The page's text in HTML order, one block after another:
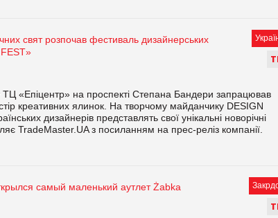
Т
свят розпочав фестиваль дизайнерських
ТЦ «Епіцентр» на проспекті Степана Бандери запрацював
креативних ялинок. На творчому майданчику DESIGN
дизайнерів представлять свої унікальні новорічні
TradeMaster.UA з посиланням на прес-реліз компанії.
Т
самый маленький аутлет Żabka